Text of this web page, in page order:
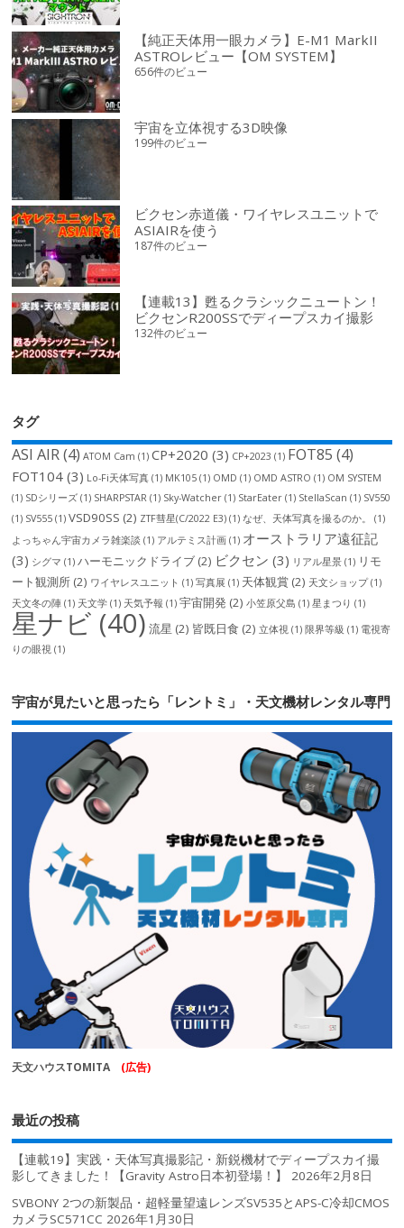
【純正天体用一眼カメラ】E-M1 MarkII
ASTROレビュー【OM SYSTEM】
656件のビュー
宇宙を立体視する3D映像
199件のビュー
ビクセン赤道儀・ワイヤレスユニットで
ASIAIRを使う
187件のビュー
【連載13】甦るクラシックニュートン！
ビクセンR200SSでディープスカイ撮影
132件のビュー
タグ
ASI AIR(4) ATOM Cam (1) CP+2020 (3) CP+2023 (1) FOT85 (4)
FOT104 (3) Lo-Fi天体写真 (1) MK105 (1) OMD (1) OMD ASTRO (1) OM SYSTEM
(1) SDシリーズ (1) SHARPSTAR (1) Sky-Watcher (1) StarEater (1) StellaScan (1) SV550
(1) SV555 (1) VSD90SS (2) ZTF彗星(C/2022 E3) (1) なぜ、天体写真を撮るのか。
(1)
よっちゃん宇宙カメラ雑楽談 (1) アルテミス計画 (1) オーストラリア遠征記
(3) シグマ (1) ハーモニックドライブ (2) ビクセン (3) リアル星景 (1) リモ
ート観測所 (2) ワイヤレスユニット (1) 写真展 (1) 天体観賞 (2) 天文ショップ(1)
天文冬の陣 (1) 天文学 (1) 天気予報 (1) 宇宙開発 (2) 小笠原父島 (1) 星まつり (1)
星ナビ (40) 流星 (2) 皆既日食 (2) 立体視 (1) 限界等級 (1) 電視寄
りの眼視 (1)
宇宙が見たいと思ったら「レントミ」・天文機材レンタル専門
天文ハウスTOMITA (広告)
最近の投稿
【連載19】実践・天体写真撮影記・新鋭機材でディープスカイ撮
影してきました！【Gravity Astro日本初登場！】
2026年2月8日
SVBONY 2つの新製品・超軽量望遠レンズSV535とAPS-C冷却CMOS
カメラSC571CC 2026年1月30日